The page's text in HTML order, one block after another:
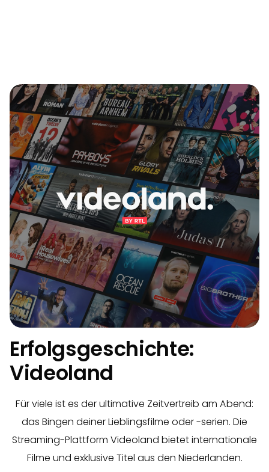
Erfolgsgeschichte:
Videoland
Für viele ist es der ultimative Zeitvertreib am Abend:
das Bingen deiner Lieblingsfilme oder -serien. Die
Streaming-Plattform Videoland bietet internationale
Filme und exklusive Titel aus den Niederlanden.